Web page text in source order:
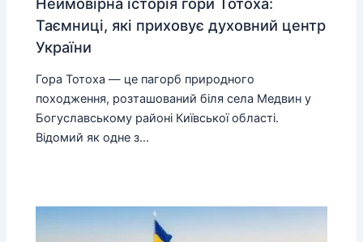
Таємниці, які приховує духовний центр
України
Гора Тотоха — це пагорб природного
походження, розташований біля села Медвин у
Богуславському районі Київської області.
Відомий як одне з…